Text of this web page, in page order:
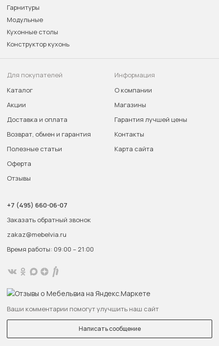
Гарнитуры
Модульные
Кухонные столы
Конструктор кухонь
Для покупателей
Каталог
Акции
Доставка и оплата
Возврат, обмен и гарантия
Полезные статьи
Оферта
Отзывы
Информация
О компании
Магазины
Гарантия лучшей цены
Контакты
Карта сайта
+7 (495) 660-06-07
Заказать обратный звонок
zakaz@mebelvia.ru
Время работы: 09:00 – 21:00
Ваши комментарии помогут улучшить наш сайт
Написать сообщение